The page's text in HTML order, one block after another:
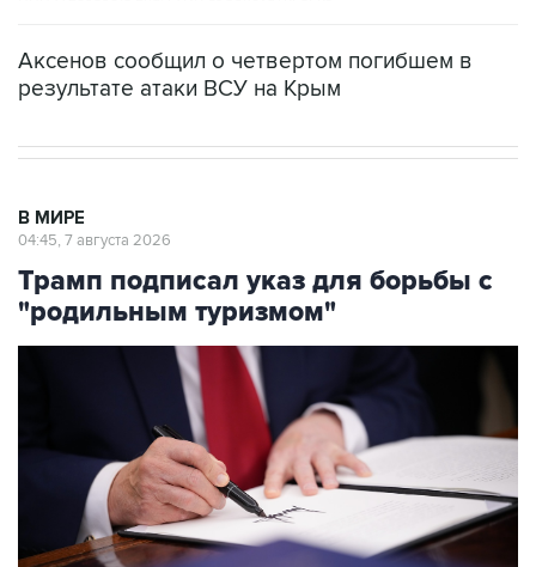
Трамп подписал указ для борьбы с
"родильным туризмом"